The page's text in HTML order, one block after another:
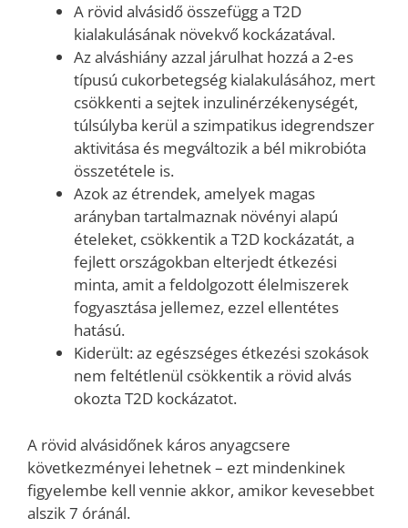
A rövid alvásidő összefügg a T2D
kialakulásának növekvő kockázatával.
Az alváshiány azzal járulhat hozzá a 2-es
típusú cukorbetegség kialakulásához, mert
csökkenti a sejtek inzulinérzékenységét,
túlsúlyba kerül a szimpatikus idegrendszer
aktivitása és megváltozik a bél mikrobióta
összetétele is.
Azok az étrendek, amelyek magas
arányban tartalmaznak növényi alapú
ételeket, csökkentik a T2D kockázatát, a
fejlett országokban elterjedt étkezési
minta, amit a feldolgozott élelmiszerek
fogyasztása jellemez, ezzel ellentétes
hatású.
Kiderült: az egészséges étkezési szokások
nem feltétlenül csökkentik a rövid alvás
okozta T2D kockázatot.
A rövid alvásidőnek káros anyagcsere
következményei lehetnek – ezt mindenkinek
figyelembe kell vennie akkor, amikor kevesebbet
alszik 7 óránál.